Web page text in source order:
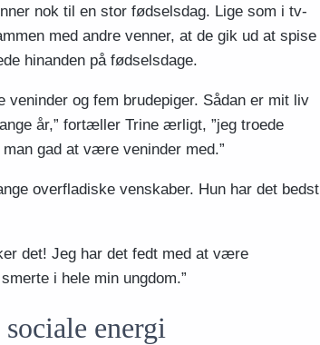
nok til en stor fødselsdag. Lige som i tv-
med andre venner, at de gik ud at spise
hinanden på fødselsdage.
og fem brudepiger. Sådan er mit liv
år,” fortæller Trine ærligt, ”jeg troede
gad at være veninder med.”
overfladiske venskaber. Hun har det bedst
det! Jeg har det fedt med at være
i hele min ungdom.”
energi